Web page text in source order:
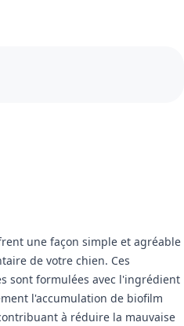
une façon simple et agréable
de votre chien. Ces
sont formulées avec l'ingrédient
l'accumulation de biofilm
à réduire la mauvaise